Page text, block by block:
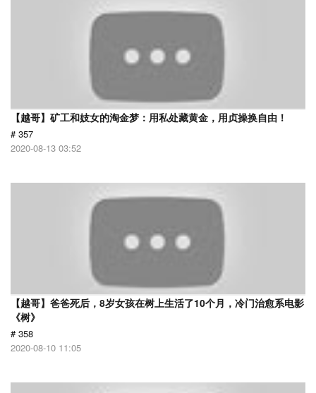
【越哥】矿工和妓女的淘金梦：用私处藏黄金，用贞操换自由！
# 357
2020-08-13 03:52
【越哥】爸爸死后，8岁女孩在树上生活了10个月，冷门治愈系电影
《树》
# 358
2020-08-10 11:05